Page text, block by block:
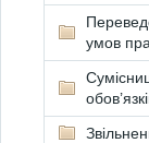
умов